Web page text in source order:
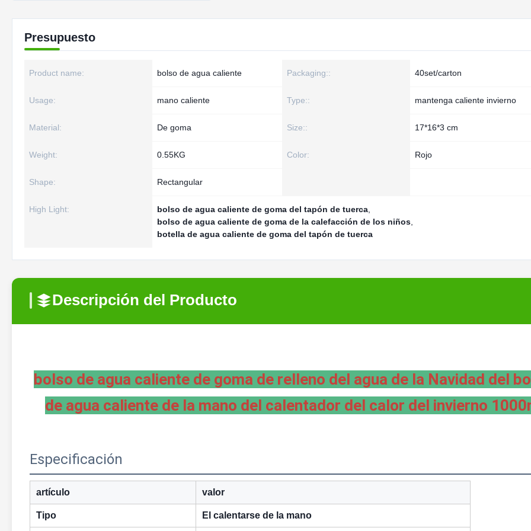
Presupuesto
Product name: bolso de agua caliente Packaging:: 40set/carton
Usage: mano caliente Type:: mantenga caliente invierno
Material: De goma Size:: 17*16*3 cm
Weight: 0.55KG Color: Rojo
Shape: Rectangular
High Light: bolso de agua caliente de goma del tapón de tuerca
bolso de agua caliente de goma de la calefacción de los niños
botella de agua caliente de goma del tapón de tuerca
Descripción del Producto
bolso de agua caliente de goma de relleno del agua de la Navidad del
de agua caliente de la mano del calentador del calor del invierno
Especificación
artículo valor
Tipo El calentarse de la mano